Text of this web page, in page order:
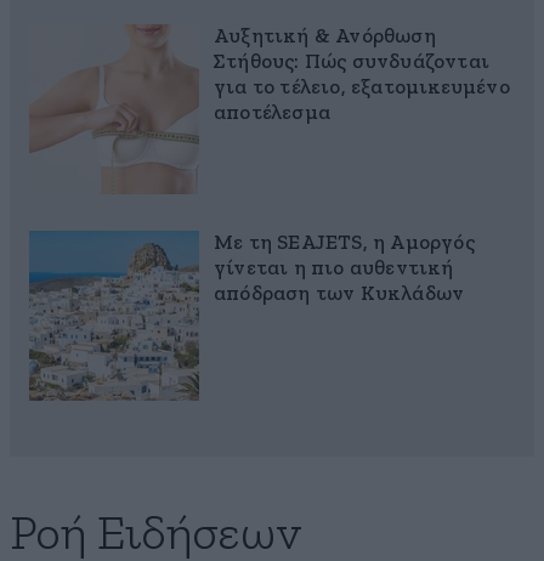
Αυξητική & Ανόρθωση
Στήθους: Πώς συνδυάζονται
για το τέλειο, εξατομικευμένο
αποτέλεσμα
Με τη SEAJETS, η Αμοργός
γίνεται η πιο αυθεντική
απόδραση των Κυκλάδων
Ροή Ειδήσεων